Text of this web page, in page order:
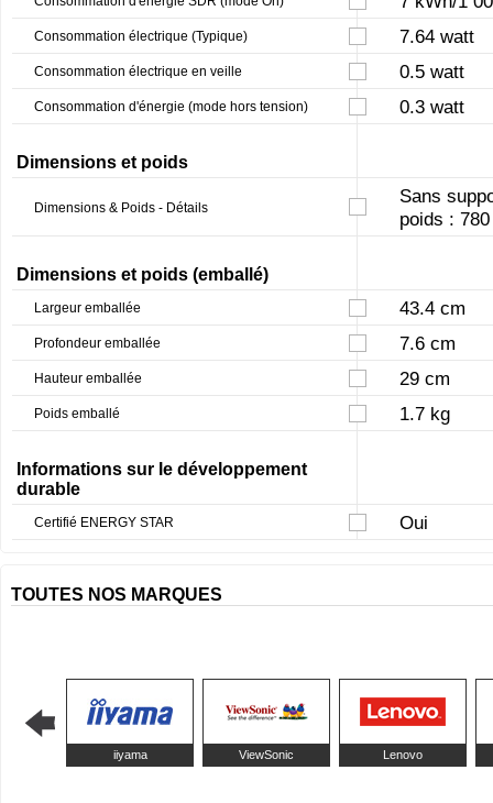
Consommation électrique (Typique) 7.64 watt
Consommation électrique en veille 0.5 watt
Consommation d'énergie (mode hors tension) 0.3 watt
Dimensions et poids
Dimensions & Poids - Détails
Sans
poids :
Dimensions et poids (emballé)
Largeur emballée 43.4 cm
Profondeur emballée 7.6 cm
Hauteur emballée 29 cm
Poids emballé 1.7 kg
Informations sur le développement
durable
Certifié ENERGY STAR Oui
TOUTES NOS MARQUES
iiyama ViewSonic Lenovo